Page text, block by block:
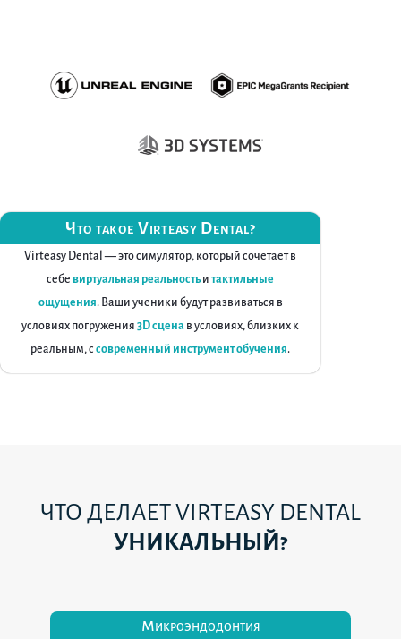
Что такое Virteasy Dental?
Virteasy Dental — это симулятор, который сочетает в
себе виртуальная реальностьитактильные
ощущения. Ваши ученики будут развиваться в
условиях погружения3D сцена в условиях, близких к
реальным, ссовременный инструмент обучения.
ЧТО ДЕЛАЕТ VIRTEASY DENTAL
УНИКАЛЬНЫЙ?
Микроэндодонтия